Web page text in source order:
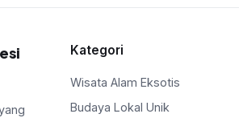
Kategori
Wisata Alam Eksotis
Budaya Lokal Unik